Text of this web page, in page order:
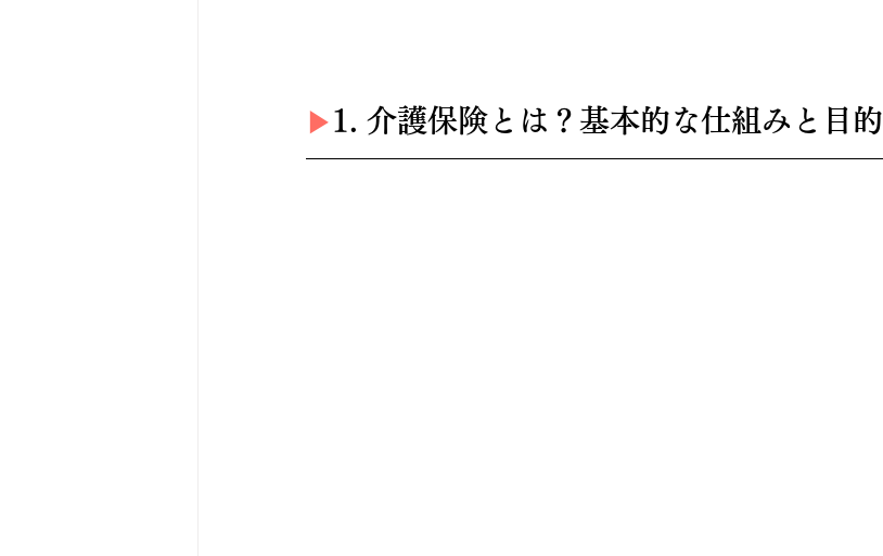
▶︎ 1. 介護保険とは？基本的な仕組みと目的